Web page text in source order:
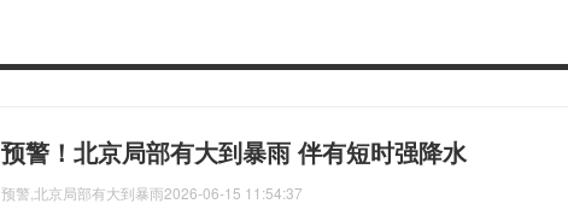
预警！北京局部有大到暴雨 伴有短时强降水
预警,北京局部有大到暴雨2026-06-15 11:54:37